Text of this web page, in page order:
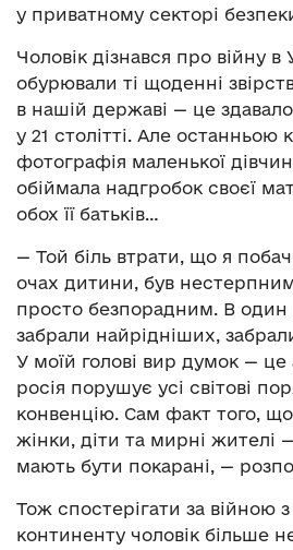
у приватному секторі
Чоловік дізнався про війну в
обурювали ті щоденні
в нашій державі — це
у 21 столітті. Але останньою
фотографія маленької
обіймала надгробок своєї
обох її батьків…
— Той біль втрати, що я
очах дитини, був
просто безпорадним. В один
забрали найрідніших,
У моїй голові вир думок —
росія порушує усі світові
конвенцію. Сам факт того,
жінки, діти та мирні жителі
мають бути покарані, —
Тож спостерігати за війною
континенту чоловік більше